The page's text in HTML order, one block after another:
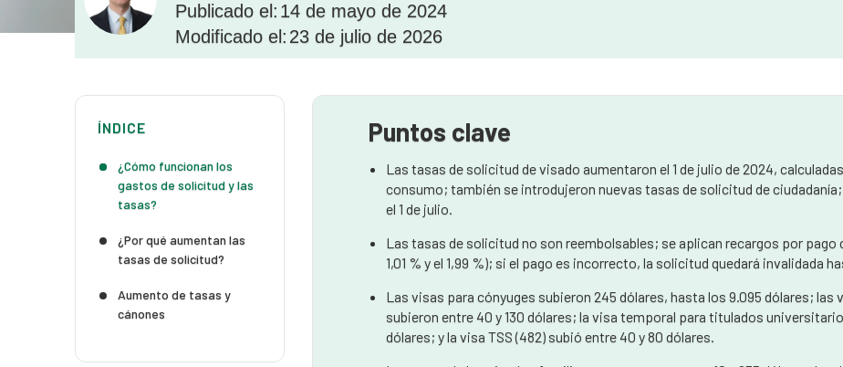
Publicado el: 14 de mayo de 2024
Modificado el: 23 de julio de 2026
ÍNDICE
¿Cómo funcionan los
gastos de solicitud y las
tasas?
¿Por qué aumentan las
tasas de solicitud?
Aumento de tasas y
cánones
Puntos clave
Las tasas de solicitud de visado aumentaron el 1 de julio de 2024,
consumo; también se introdujeron nuevas tasas de solicitud de
el 1 de julio.
Las tasas de solicitud no son reembolsables; se aplican recargos por pago
1,01 % y el 1,99 %); si el pago es incorrecto, la solicitud quedará invalidada
Las visas para cónyuges subieron 245 dólares, hasta los 9.095 dólares;
subieron entre 40 y 130 dólares; la visa temporal para titulados
dólares; y la visa TSS (482) subió entre 40 y 80 dólares.